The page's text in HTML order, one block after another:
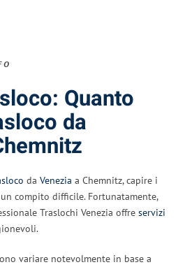
Quanto
da
da Venezia a Chemnitz, capire i
compito difficile. Fortunatamente,
Traslochi Venezia offre servizi
variare notevolmente in base a